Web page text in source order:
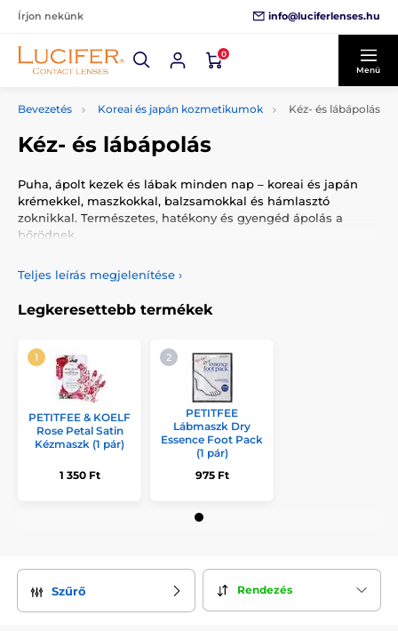
Írjon nekünk info@luciferlenses.hu
0
Menü
Bevezetés Koreai és japán kozmetikumok Kéz- és lábápolás
Kéz- és lábápolás
Puha, ápolt kezek és lábak minden nap – koreai és japán
krémekkel, maszkokkal, balzsamokkal és hámlasztó
zoknikkal. Természetes, hatékony és gyengéd ápolás a
bőrödnek.
Teljes leírás megjelenítése ›
Legkeresettebb termékek
PETITFEE & KOELF
Rose Petal Satin
Kézmaszk (1 pár)
1 350 Ft
PETITFEE
Lábmaszk Dry
Essence Foot Pack
(1 pár)
975 Ft
Szűrő Rendezés